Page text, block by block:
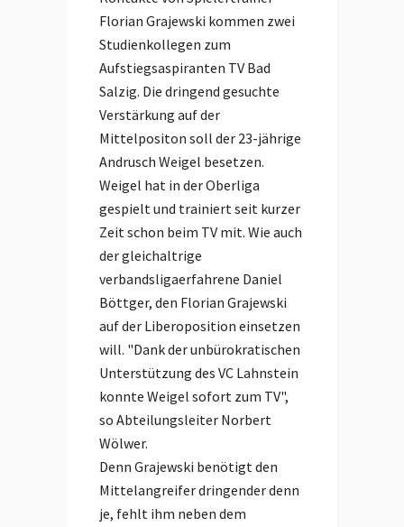
Florian Grajewski kommen zwei
Studienkollegen zum
Aufstiegsaspiranten TV Bad
Salzig. Die dringend gesuchte
Verstärkung auf der
Mittelpositon soll der 23-jährige
Andrusch Weigel besetzen.
Weigel hat in der Oberliga
gespielt und trainiert seit kurzer
Zeit schon beim TV mit. Wie auch
der gleichaltrige
verbandsligaerfahrene Daniel
Böttger, den Florian Grajewski
auf der Liberoposition einsetzen
will. "Dank der unbürokratischen
Unterstützung des VC Lahnstein
konnte Weigel sofort zum TV",
so Abteilungsleiter Norbert
Wölwer.
Denn Grajewski benötigt den
Mittelangreifer dringender denn
je, fehlt ihm neben dem